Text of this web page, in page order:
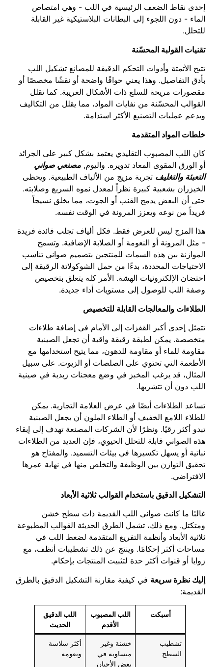
إحدى نقاط الضعف الرئيسية في اللب - وهي امتصاص
الماء - دون اللجوء إلى البطانات البلاستيكية غير القابلة
للتحلل.
تقنيات القولبة المحسّنة
تتيح الأتمتة وأدوات التحكم الدقيقة للمصانع تشكيل اللب
بأدق التفاصيل. وهذا يعني حوافًا واضحة أو نقشًا مخصصًا أو
مقصورات مريحة للسلع ذات الأشكال الغريبة. كما تقلل
القوالب المحسّنة من نفايات المواد، مما يقلل من التكاليف
ويدعم عمليات التصنيع الأكثر استدامة.
خلطات المواد المتقدمة
كان اللب المصبوب التقليدي يعتمد بشكل كبير على الجرائد
أو الورق المقوى المعاد تدويره. واليوم, مصنعي صواني
التعبئة والتغليف تجربة مزيج من الألياف الطبيعية. ويحظى
الخيزران بشعبية كبيرة نظراً لمعدل نموه السريع وصلابته.
حتى أن البعض يدمج القنب أو الجوت، مما يخلق نسيجاً
فريداً من نوعه ويعزز المرونة في الوقت نفسه.
هذا المزج ليس للعرض فقط. فكل ألياف تجلب فائدة فريدة
- مثل المرونة أو النعومة أو الصلابة الإضافية. وتسمح
الموازنة بين هذه السمات للمنتجين بتصميم صواني تناسب
الاحتياجات المحددة، بدءًا من حمل الشوكولاتة الرقيقة إلى
احتضان الإلكترونيات الهشة. الأمر كله يتعلق بتخصيص
وصفة اللب للوصول إلى مستويات أداء جديدة.
الطلاءات والمعالجات القابلة للتخصيص
تتمثل إحدى أكبر القفزات إلى الأمام في إضافة طلاءات
متخصصة. يمكن لطبقة رقيقة واقية أن تجعل الصينية
مقاومة للماء أو مقاومة للدهون، مما يتيح استخدامها مع
الأطعمة التي تحتوي على الصلصات أو الزيوت. على سبيل
المثال، قد يرغب المخبز في وضع معجنات زبدية في صينية
اللب دون أن تتشربها.
تساعد الطلاءات أيضًا في عرض العلامة التجارية. يمكن
للطلاء اللامع الخفيف أو الطلاء الملون أن يجعل الصينية
تبدو أكثر رقيًا. ونظرًا لأن الشركات المصنعة تهدف إلى إبقاء
هذه الصواني قابلة للتحلل الحيوي، فإن العديد من الطلاءات
نباتية أو يسهل تكسيرها في بيئات التسميد. والمفتاح هو
تحقيق التوازن بين الوظيفة والتخلص منها في نهاية عمرها
الافتراضي.
التشكيل الدقيق باستخدام القوالب ثلاثية الأبعاد
غالبًا ما كانت صواني اللب القديمة ذات سطح خشن
ومتكتل. ومع ذلك، تشمل الطرق الحديثة القوالب المطبوعة
ثلاثية الأبعاد وأنظمة التفريغ المتقدمة لضغط اللب في
مساحات أكثر إحكامًا. وينتج عن ذلك تشطيبات أنظف، مع
زوايا أو قنوات أكثر حدة لتثبيت المنتجات بإحكام.
إليك نظرة سريعة في كيفية مقارنة التشكيل الدقيق بالطرق
القديمة:
أسبكت
اللب المصبوب
الأقدم
اللب الدقيق
الحديث
تشطيب
السطح
خشنة وغير
متساوية في
بعض الأحيان
أكثر سلاسة
ونعومة